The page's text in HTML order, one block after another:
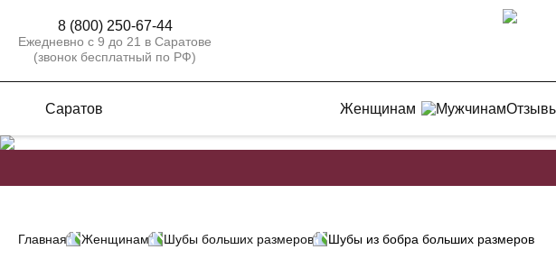
8 (800) 250-67-44
Ежедневно с 9 до 21 в Саратове
(звонок бесплатный по РФ)
Саратов Женщинам Мужчинам
Главная Женщинам Шубы больших размеров Шубы из бобра больших размеров